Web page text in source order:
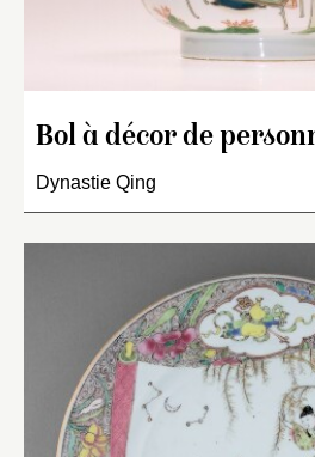
Bol à décor de
Dynastie Qing